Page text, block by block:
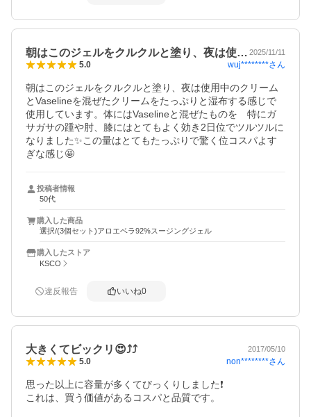
朝はこのジェルをクルクルと塗り、夜は使… 2025/11/11
5.0 wuj********さん
朝はこのジェルをクルクルと塗り、夜は使用中のクリーム
とVaselineを混ぜたクリームをたっぷりと湿布する感じで
使用しています。体にはVaselineと混ぜたものを　特にガ
サガサの踵や肘、膝にはとてもよく効き2日位でツルツルに
なりました✨この量はとてもたっぷりで驚く位コスパよす
ぎな感じ🤩
投稿者情報
50代
購入した商品
選択/(3個セット)アロエベラ92%スージングジェル
購入したストア
KSCO
違反報告 いいね0
大きくてビックリ😍⤴⤴ 2017/05/10
5.0 non********さん
思った以上に容量が多くてびっくりしました❗
これは、買う価値があるコスパと品質です。